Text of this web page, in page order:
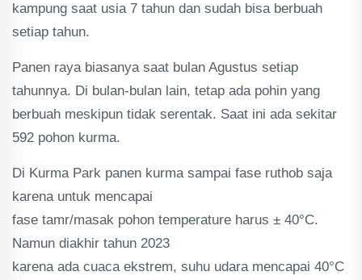
kampung saat usia 7 tahun dan sudah bisa berbuah
setiap tahun.
Panen raya biasanya saat bulan Agustus setiap
tahunnya. Di bulan-bulan lain, tetap ada pohin yang
berbuah meskipun tidak serentak. Saat ini ada sekitar
592 pohon kurma.
Di Kurma Park panen kurma sampai fase ruthob saja
karena untuk mencapai
fase tamr/masak pohon temperature harus ± 40°C.
Namun diakhir tahun 2023
karena ada cuaca ekstrem, suhu udara mencapai 40°C